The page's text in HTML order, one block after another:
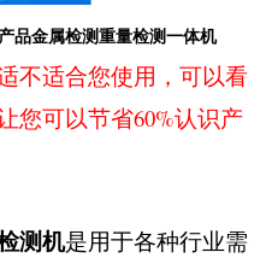
品金属检测重量检测一体机
不适合您使用，可以看
您可以节省60%认识产
测机是用于各种行业需